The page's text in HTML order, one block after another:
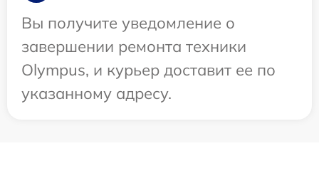
Вы получите уведомление о
завершении ремонта техники
Olympus, и курьер доставит ее по
указанному адресу.